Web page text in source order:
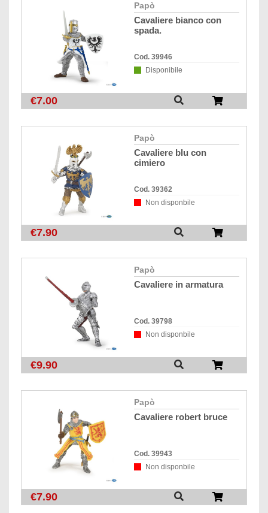
papò
cavaliere bianco con
spada.
Cod. 39946
Disponibile
€7.00
papò
cavaliere blu con
cimiero
Cod. 39362
Non disponbile
€7.90
papò
cavaliere in armatura
Cod. 39798
Non disponbile
€9.90
papò
cavaliere robert bruce
Cod. 39943
Non disponbile
€7.90